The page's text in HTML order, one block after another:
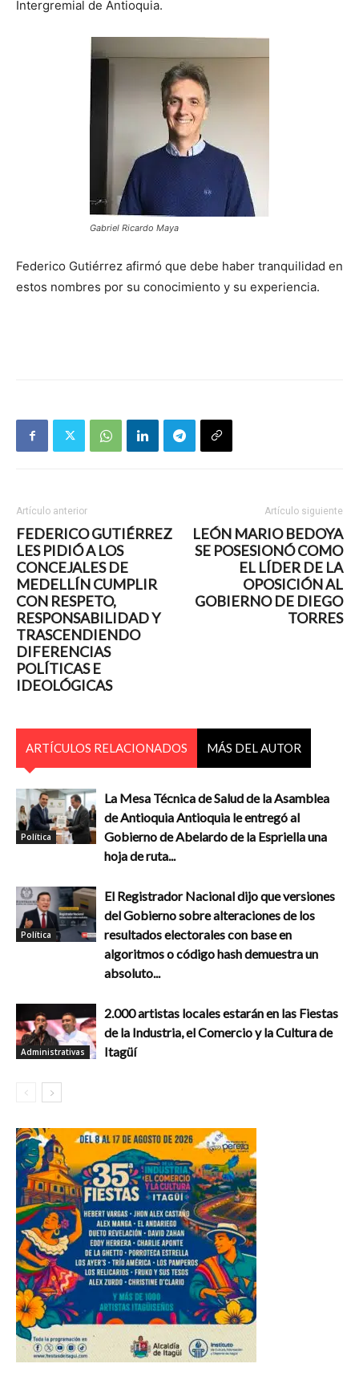
Intergremial de Antioquia.
Gabriel Ricardo Maya
Federico Gutiérrez afirmó que debe haber tranquilidad en
estos nombres por su conocimiento y su experiencia.
Artículo anterior
FEDERICO GUTIÉRREZ
LES PIDIÓ A LOS
CONCEJALES DE
MEDELLÍN CUMPLIR
CON RESPETO,
RESPONSABILIDAD Y
TRASCENDIENDO
DIFERENCIAS
POLÍTICAS E
IDEOLÓGICAS
Artículo siguiente
LEÓN MARIO BEDOYA
SE POSESIONÓ COMO
EL LÍDER DE LA
OPOSICIÓN AL
GOBIERNO DE DIEGO
TORRES
ARTÍCULOS RELACIONADOS MÁS DEL AUTOR
Política
La Mesa Técnica de Salud de la Asamblea
de Antioquia Antioquia le entregó al
Gobierno de Abelardo de la Espriella una
hoja de ruta...
Política
El Registrador Nacional dijo que versiones
del Gobierno sobre alteraciones de los
resultados electorales con base en
algoritmos o código hash demuestra un
absoluto...
Administrativas
2.000 artistas locales estarán en las Fiestas
de la Industria, el Comercio y la Cultura de
Itagüí